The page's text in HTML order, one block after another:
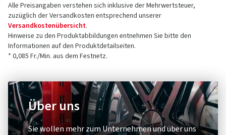
Alle Preisangaben verstehen sich inklusive der Mehrwertsteuer,
zuzüglich der Versandkosten entsprechend unserer
Versandkostenübersicht.
Hinweise zu den Produktabbildungen entnehmen Sie bitte den
Informationen auf den Produktdetailseiten.
* 0,085 Fr./Min. aus dem Festnetz.
Über uns
Sie wollen mehr zum Unternehmen und über uns